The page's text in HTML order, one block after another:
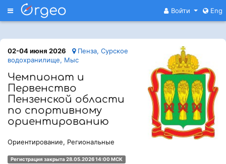
Меню Войти Eng
02-04 июня 2026
Пенза, Сурское
водохранилище, Мыс
Чемпионат и
Первенство
Пензенской области
по спортивному
ориентированию
Ориентирование, Региональные
Регистрация закрыта 28.05.2026 14:00 МСК